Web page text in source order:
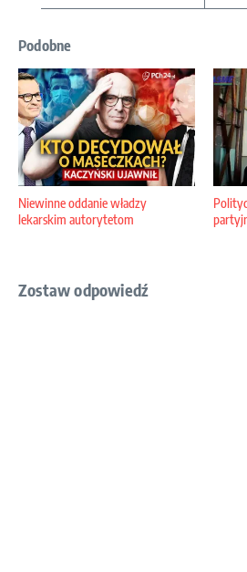
Podobne
Niewinne oddanie władzy
lekarskim autorytetom
Zostaw odpowiedź